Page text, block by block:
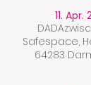
11. Apr.
Safespace,
64283